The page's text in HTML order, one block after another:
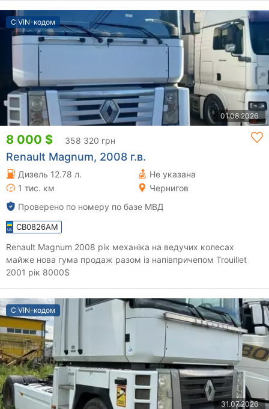
С VIN-кодом
01.08.2026
8 000 $ 358 320 грн
Renault Magnum, 2008 г.в.
Дизель 12.78 л.
Не указана
1 тис. км
Чернигов
Проверено по номеру по базе МВД
CB0826AM
Renault Magnum 2008 рік механіка на ведучих колесах
майже нова гума продаж разом із напівпричепом Trouillet
2001 рік 8000$
С VIN-кодом
31.07.2026